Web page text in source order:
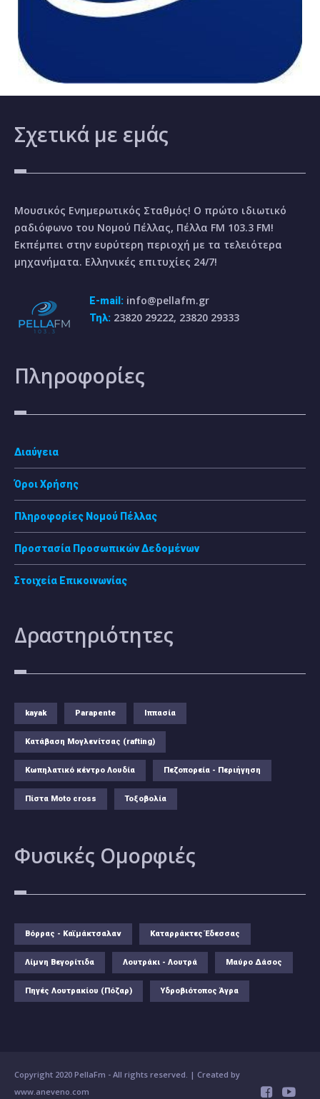
Σχετικά με εμάς
Μουσικός Ενημερωτικός Σταθμός! Ο πρώτο ιδιωτικό
ραδιόφωνο του Νομού Πέλλας, Πέλλα FM 103.3 FM!
Εκπέμπει στην ευρύτερη περιοχή με τα τελειότερα
μηχανήματα. Ελληνικές επιτυχίες 24/7!
E-mail: info@pellafm.gr
Τηλ: 23820 29222, 23820 29333
Πληροφορίες
Διαύγεια
Όροι Χρήσης
Πληροφορίες Νομού Πέλλας
Προστασία Προσωπικών Δεδομένων
Στοιχεία Επικοινωνίας
Δραστηριότητες
kayak Parapente Ιππασία
Κατάβαση Μογλενίτσας (rafting)
Κωπηλατικό κέντρο Λουδία Πεζοπορεία - Περιήγηση
Πίστα Moto cross Τοξοβολία
Φυσικές Ομορφιές
Βόρρας - Καϊμάκτσαλαν Καταρράκτες Έδεσσας
Λίμνη Βεγορίτιδα Λουτράκι - Λουτρά Μαύρο Δάσος
Πηγές Λουτρακίου (Πόζαρ) Υδροβιότοπος Άγρα
Copyright 2020 PellaFm - All rights reserved. | Created by
www.aneveno.com
 